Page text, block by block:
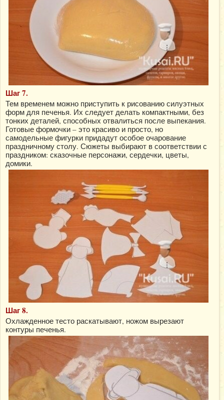
Шаг 7.
Тем временем можно приступить к рисованию силуэтных
форм для печенья. Их следует делать компактными, без
тонких деталей, способных отвалиться после выпекания.
Готовые формочки – это красиво и просто, но
самодельные фигурки придадут особое очарование
праздничному столу. Сюжеты выбирают в соответствии с
праздником: сказочные персонажи, сердечки, цветы,
домики.
Шаг 8.
Охлажденное тесто раскатывают, ножом вырезают
контуры печенья.